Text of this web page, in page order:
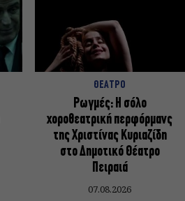
ΘΕΑΤΡΟ
Ρωγμές: Η σόλο
χοροθεατρική περφόρμανς
της Χριστίνας Κυριαζίδη
στο Δημοτικό Θέατρο
Πειραιά
07.08.2026